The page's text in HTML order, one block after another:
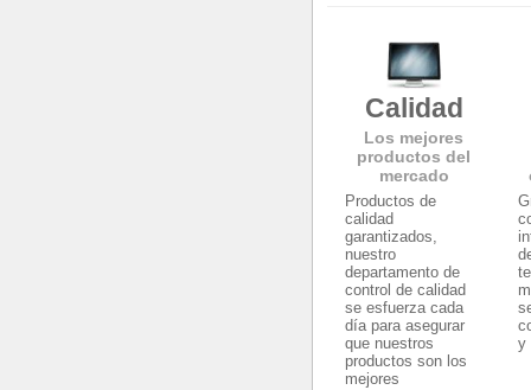
Calidad
Los mejores
productos del
mercado
Productos de
calidad
garantizados,
nuestro
departamento de
control de calidad
se esfuerza cada
día para asegurar
que nuestros
productos son los
mejores
y